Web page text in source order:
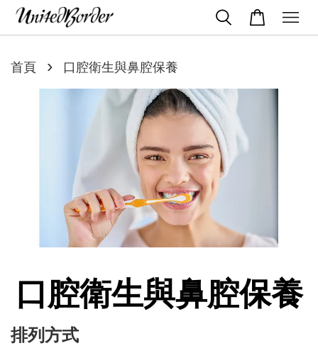
首頁 › 口腔衛生與鼻腔保養
口腔衛生與鼻腔保養
排列方式